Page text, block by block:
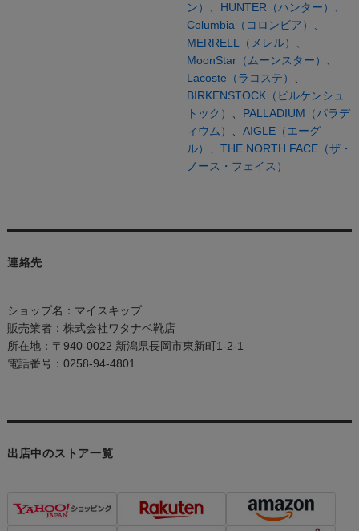
ン）、 HUNTER（ハンター）、
Columbia（コロンビア）、
MERRELL（メレル）、
MoonStar（ムーンスター）
、
Lacoste（ラコステ）
、
BIRKENSTOCK（ビルケンシュ
トック）
、 PALLADIUM（パラデ
ィウム）
、 AIGLE（エーグ
ル）
、 THE NORTH FACE（ザ・
ノース・フェイス）
連絡先
ショップ名：マイスキップ
販売業者：株式会社ワタナベ靴店
所在地：〒940-0022 新潟県長岡市東新町1-2-1
電話番号：0258-94-4801
出店中のストア一覧